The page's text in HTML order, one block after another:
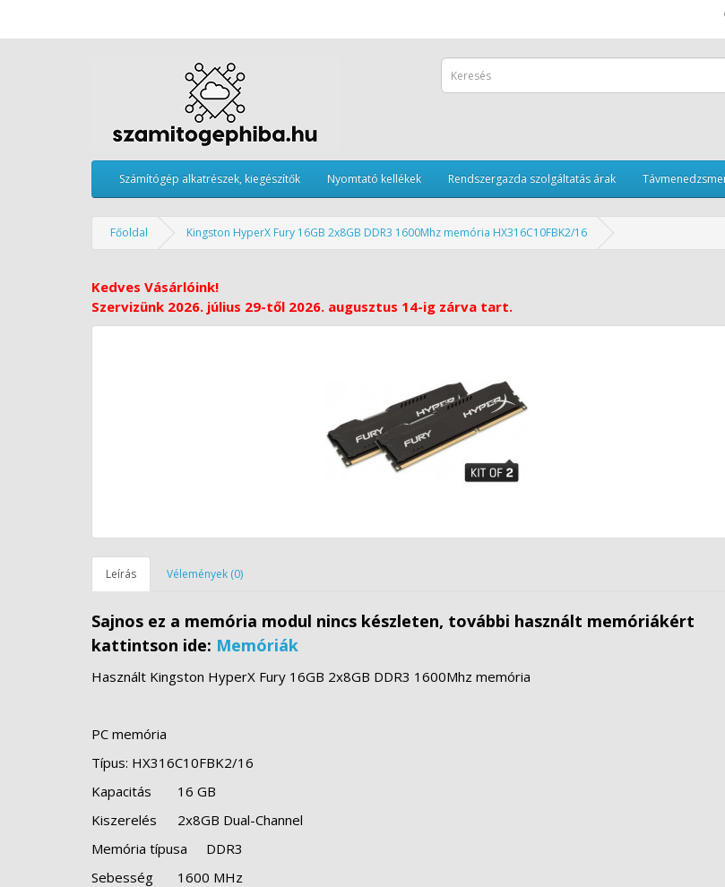
Számítógép alkatrészek, kiegészítők Nyomtató kellékek Rendszergazda szolgáltatás árak
Főoldal Kingston HyperX Fury 16GB 2x8GB DDR3 1600Mhz memória HX316C10FBK2/16
Kedves Vásárlóink!
Szervizünk 2026. július 29-től 2026. augusztus 14-ig zárva tart.
Leírás Vélemények (0)
Sajnos ez a memória modul nincs készleten, további használt memóriákért
kattintson ide: Memóriák
Használt Kingston HyperX Fury 16GB 2x8GB DDR3 1600Mhz memória
PC memória
Típus: HX316C10FBK2/16
Kapacitás
16 GB
Kiszerelés
2x8GB Dual-Channel
Memória típusa
DDR3
Sebesség
1600 MHz